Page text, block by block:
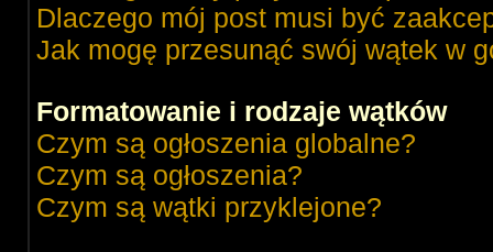
Dlaczego mój post musi być
Jak mogę przesunąć swój wątek w
Formatowanie i rodzaje wątków
Czym są ogłoszenia globalne?
Czym są ogłoszenia?
Czym są wątki przyklejone?